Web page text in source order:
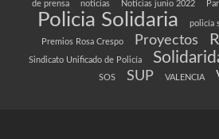
de prensa
noticias Noticias junio 2022
Policia Solidaria policía
Premios Rosa Crespo Proyectos
Sindicato Unificado de Policía
SOS SUP VALENCIA